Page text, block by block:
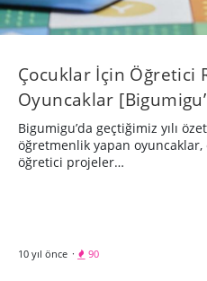
Çocuklar İçin Öğretici
Oyuncaklar
Bigumigu’da geçtiğimiz yılı
öğretmenlik yapan
öğretici projeler…
10 yıl önce · 90